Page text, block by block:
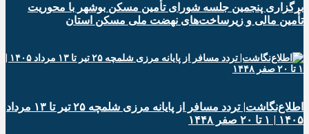
برگزاری پنجمین جلسه شورای تأمین مسکن بوشهر با محوریت
تأمین مالی و زیرساخت‌های نهضت ملی مسکن استان
اطلاع‌نگاشت| تردد مسافر از پایانه‌ مرزی شلمچه ۲۵ تیر تا ۱۳ مرداد
۱۴۰۵ | ۱ تا ۲۰ صفر ۱۴۴۸